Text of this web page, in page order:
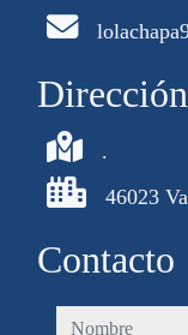
Dirección
.
46023
Contacto
nombre